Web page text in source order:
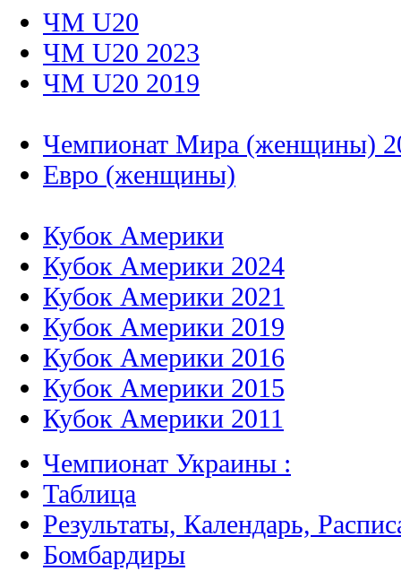
ЧМ U20
ЧМ U20 2023
ЧМ U20 2019
Чемпионат Мира (женщины)
Евро (женщины)
Кубок Америки
Кубок Америки 2024
Кубок Америки 2021
Кубок Америки 2019
Кубок Америки 2016
Кубок Америки 2015
Кубок Америки 2011
Чемпионат Украины :
Таблица
Результаты, Календарь,
Бомбардиры